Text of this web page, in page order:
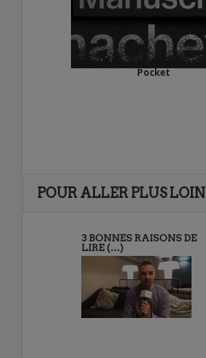
Pocket
POUR ALLER PLUS LOIN
3 BONNES RAISONS DE
LIRE (…)